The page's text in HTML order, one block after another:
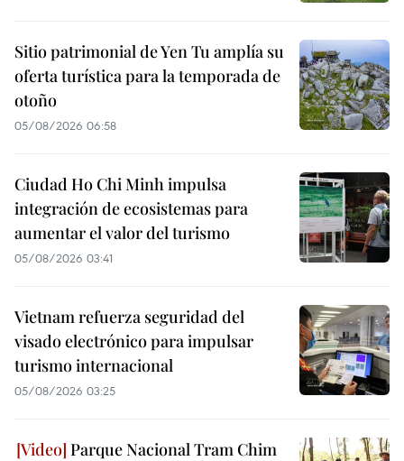
Sitio patrimonial de Yen Tu amplía su
oferta turística para la temporada de
otoño
05/08/2026 06:58
Ciudad Ho Chi Minh impulsa
integración de ecosistemas para
aumentar el valor del turismo
05/08/2026 03:41
Vietnam refuerza seguridad del
visado electrónico para impulsar
turismo internacional
05/08/2026 03:25
Parque Nacional Tram Chim